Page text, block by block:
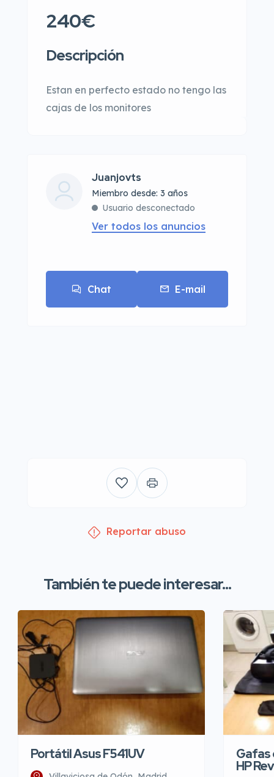
240€
Descripción
Estan en perfecto estado no tengo las
cajas de los monitores
Juanjovts
Miembro desde: 3 años
Usuario desconectado
Ver todos los anuncios
Chat E-mail
Reportar abuso
También te puede interesar...
Portátil Asus F541UV Gafas
HP